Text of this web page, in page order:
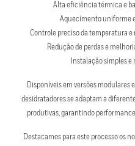
Alta eficiência térmica e
Aquecimento uniforme
Controle preciso da temperatura e
Redução de perdas e
Instalação simples
Disponíveis em versões modulares
desidratadores se adaptam a
produtivas, garantindo
Destacamos para este processo os